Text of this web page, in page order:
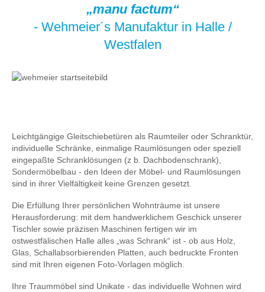
„manu factum“
- Wehmeier´s Manufaktur in Halle /
Westfalen
Leichtgängige Gleitschiebetüren als Raumteiler oder Schranktür,
individuelle Schränke, einmalige Raumlösungen oder speziell
eingepaßte Schranklösungen (z b. Dachbodenschrank),
Sondermöbelbau - den Ideen der Möbel- und Raumlösungen
sind in ihrer Vielfältigkeit keine Grenzen gesetzt.
Die Erfüllung Ihrer persönlichen Wohnträume ist unsere
Herausforderung: mit dem handwerklichem Geschick unserer
Tischler sowie präzisen Maschinen fertigen wir im
ostwestfälischen Halle alles „was Schrank“ ist - ob aus Holz,
Glas, Schallabsorbierenden Platten, auch bedruckte Fronten
sind mit Ihren eigenen Foto-Vorlagen möglich.
Ihre Traummöbel sind Unikate - das individuelle Wohnen wird